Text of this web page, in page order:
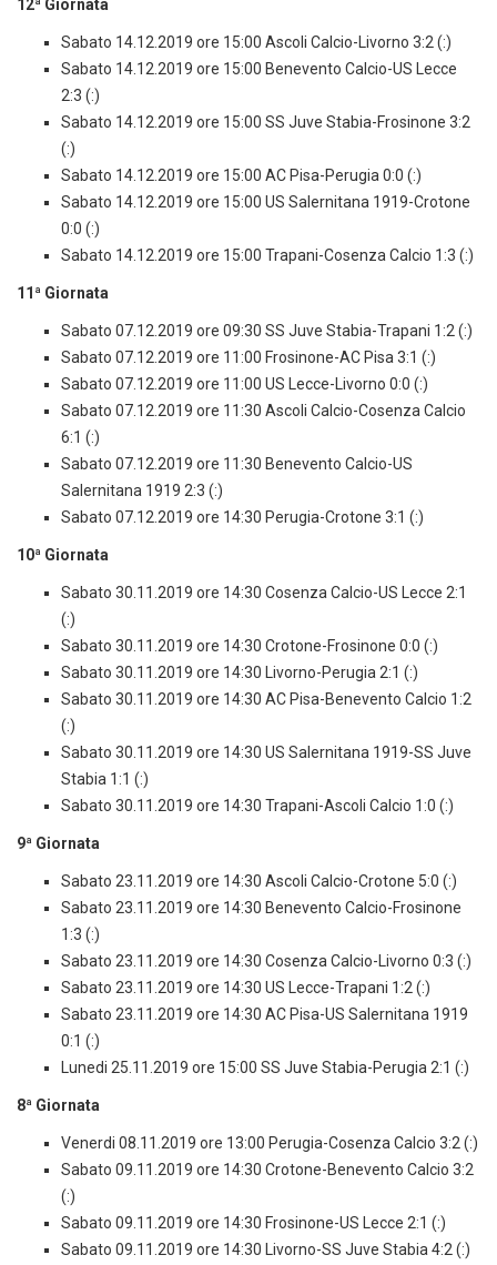
12ª Giornata
Sabato 14.12.2019 ore 15:00 Ascoli Calcio-Livorno 3:2 (:)
Sabato 14.12.2019 ore 15:00 Benevento Calcio-US Lecce
2:3 (:)
Sabato 14.12.2019 ore 15:00 SS Juve Stabia-Frosinone 3:2
(:)
Sabato 14.12.2019 ore 15:00 AC Pisa-Perugia 0:0 (:)
Sabato 14.12.2019 ore 15:00 US Salernitana 1919-Crotone
0:0 (:)
Sabato 14.12.2019 ore 15:00 Trapani-Cosenza Calcio 1:3 (:)
11ª Giornata
Sabato 07.12.2019 ore 09:30 SS Juve Stabia-Trapani 1:2 (:)
Sabato 07.12.2019 ore 11:00 Frosinone-AC Pisa 3:1 (:)
Sabato 07.12.2019 ore 11:00 US Lecce-Livorno 0:0 (:)
Sabato 07.12.2019 ore 11:30 Ascoli Calcio-Cosenza Calcio
6:1 (:)
Sabato 07.12.2019 ore 11:30 Benevento Calcio-US
Salernitana 1919 2:3 (:)
Sabato 07.12.2019 ore 14:30 Perugia-Crotone 3:1 (:)
10ª Giornata
Sabato 30.11.2019 ore 14:30 Cosenza Calcio-US Lecce 2:1
(:)
Sabato 30.11.2019 ore 14:30 Crotone-Frosinone 0:0 (:)
Sabato 30.11.2019 ore 14:30 Livorno-Perugia 2:1 (:)
Sabato 30.11.2019 ore 14:30 AC Pisa-Benevento Calcio 1:2
(:)
Sabato 30.11.2019 ore 14:30 US Salernitana 1919-SS Juve
Stabia 1:1 (:)
Sabato 30.11.2019 ore 14:30 Trapani-Ascoli Calcio 1:0 (:)
9ª Giornata
Sabato 23.11.2019 ore 14:30 Ascoli Calcio-Crotone 5:0 (:)
Sabato 23.11.2019 ore 14:30 Benevento Calcio-Frosinone
1:3 (:)
Sabato 23.11.2019 ore 14:30 Cosenza Calcio-Livorno 0:3 (:)
Sabato 23.11.2019 ore 14:30 US Lecce-Trapani 1:2 (:)
Sabato 23.11.2019 ore 14:30 AC Pisa-US Salernitana 1919
0:1 (:)
Lunedi 25.11.2019 ore 15:00 SS Juve Stabia-Perugia 2:1 (:)
8ª Giornata
Venerdi 08.11.2019 ore 13:00 Perugia-Cosenza Calcio 3:2 (:)
Sabato 09.11.2019 ore 14:30 Crotone-Benevento Calcio 3:2
(:)
Sabato 09.11.2019 ore 14:30 Frosinone-US Lecce 2:1 (:)
Sabato 09.11.2019 ore 14:30 Livorno-SS Juve Stabia 4:2 (:)